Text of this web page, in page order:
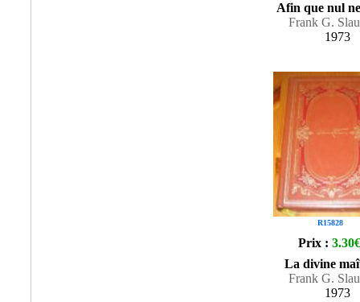
Afin que nul
Frank G.
1973
R15828
Prix : 3.30€
La divine
Frank G.
1973